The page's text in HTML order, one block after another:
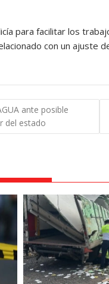
para facilitar los
con un ajuste
ante posible
del estado